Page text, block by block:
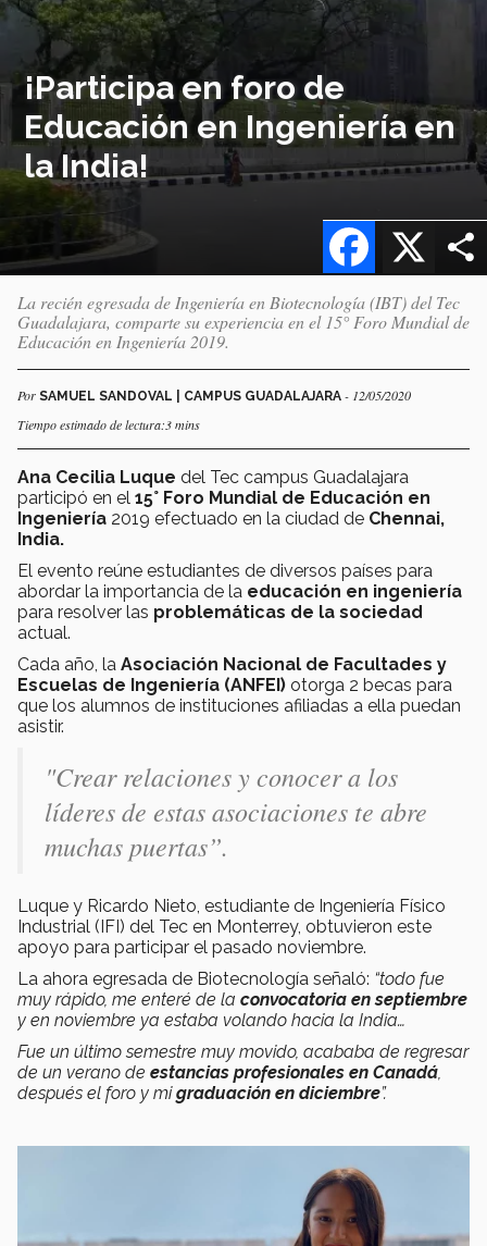
¡Participa en foro de
Educación en Ingeniería en
la India!
X
Facebook
La recién egresada de Ingeniería en Biotecnología (IBT) del Tec
Guadalajara, comparte su experiencia en el 15° Foro Mundial de
Educación en Ingeniería 2019.
Por SAMUEL SANDOVAL | CAMPUS GUADALAJARA - 12/05/2020
Tiempo estimado de lectura:3 mins
Ana Cecilia Luque del Tec campus Guadalajara
participó en el 15° Foro Mundial de Educación en
Ingeniería 2019 efectuado en la ciudad de Chennai,
India.
El evento reúne estudiantes de diversos países para
abordar la importancia de la educación en ingeniería
para resolver las problemáticas de la sociedad
actual.
Cada año, la Asociación Nacional de Facultades y
Escuelas de Ingeniería (ANFEI) otorga 2 becas para
que los alumnos de instituciones afiliadas a ella puedan
asistir.
"Crear relaciones y conocer a los
líderes de estas asociaciones te abre
muchas puertas”.
Luque y Ricardo Nieto, estudiante de Ingeniería Físico
Industrial (IFI) del Tec en Monterrey, obtuvieron este
apoyo para participar el pasado noviembre.
La ahora egresada de Biotecnología señaló: “todo fue
muy rápido, me enteré de la convocatoria en septiembre
y en noviembre ya estaba volando hacia la India…
Fue un último semestre muy movido, acababa de regresar
de un verano de estancias profesionales en Canadá
después el foro y migraduación en diciembre”.